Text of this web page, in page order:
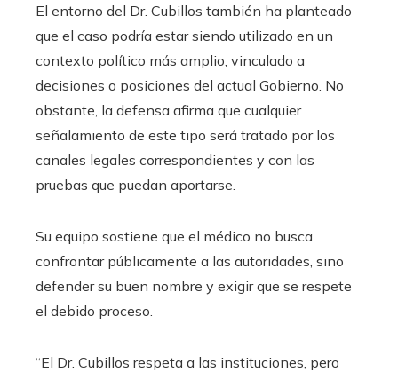
El entorno del Dr. Cubillos también ha planteado
que el caso podría estar siendo utilizado en un
contexto político más amplio, vinculado a
decisiones o posiciones del actual Gobierno. No
obstante, la defensa afirma que cualquier
señalamiento de este tipo será tratado por los
canales legales correspondientes y con las
pruebas que puedan aportarse.
Su equipo sostiene que el médico no busca
confrontar públicamente a las autoridades, sino
defender su buen nombre y exigir que se respete
el debido proceso.
“El Dr. Cubillos respeta a las instituciones, pero